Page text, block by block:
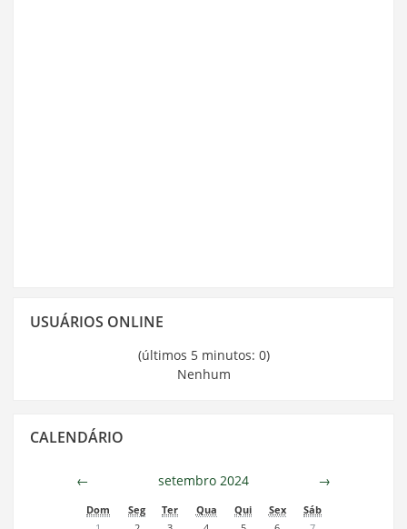
Usuários
USUÁRIOS ONLINE
(últimos 5 minutos: 0)
Nenhum
Calendário
CALENDÁRIO
← setembro 2024 →
Dom Seg Ter Qua Qui Sex
Sáb